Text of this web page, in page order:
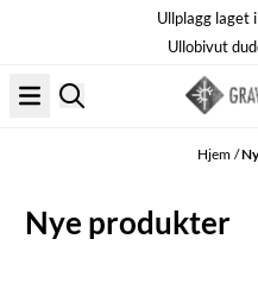
Ullplagg laget
Ullobivut
Hjem /
Nye produkter